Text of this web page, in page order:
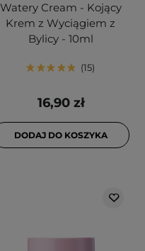
Watery Cream - Kojący
Krem z Wyciągiem z
Bylicy - 10ml
15
16,90 zł
DODAJ DO KOSZYKA